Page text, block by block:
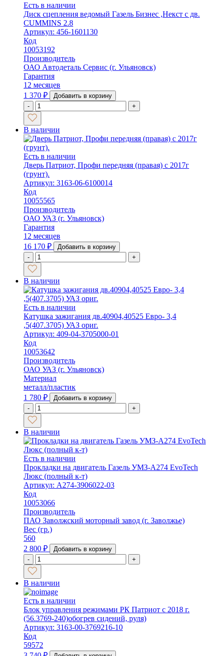
Есть в наличии
Диск сцепления ведомый Газель Бизнес ,Некст с дв.
CUMMINS 2.8
Артикул: 456-1601130
Код
10053192
Производитель
ОАО Автодеталь Сервис (г. Ульяновск)
Гарантия
12 месяцев
1 370 ₽
Добавить в корзину
-
+
В наличии
Есть в наличии
Дверь Патриот, Профи передняя (правая) с 2017г
(грунт).
Артикул: 3163-06-6100014
Код
10055565
Производитель
ОАО УАЗ (г. Ульяновск)
Гарантия
12 месяцев
16 170 ₽
Добавить в корзину
-
+
В наличии
Есть в наличии
Катушка зажигания дв.40904,40525 Евро- 3,4
,5(407.3705) УАЗ ориг.
Артикул: 409-04-3705000-01
Код
10053642
Производитель
ОАО УАЗ (г. Ульяновск)
Материал
металл/пластик
1 780 ₽
Добавить в корзину
-
+
В наличии
Есть в наличии
Прокладки на двигатель Газель УМЗ-А274 EvoTech
Люкс (полный к-т)
Артикул: А274-3906022-03
Код
10053066
Производитель
ПАО Заволжский моторный завод (г. Заволжье)
Вес (гр.)
560
2 800 ₽
Добавить в корзину
-
+
В наличии
Есть в наличии
Блок управления режимами РК Патриот с 2018 г.
(56.3769-240)обогрев сидений, руля)
Артикул: 3163-00-3769216-10
Код
59572